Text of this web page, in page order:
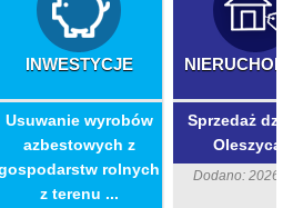
INWESTYCJE
​Usuwanie wyrobów
azbestowych z
rolnych
z terenu ...
Sprzedaż
Dodano: 2026-